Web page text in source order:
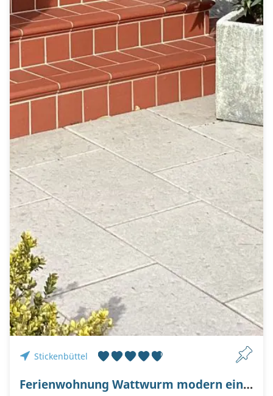
Stickenbüttel
Ferienwohnung Wattwurm modern eingerichtet für Anspruchsvolle